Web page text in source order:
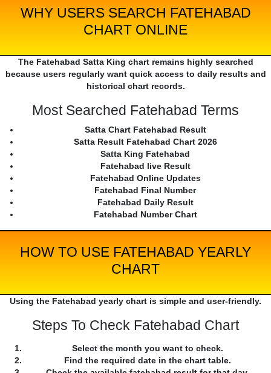
WHY USERS SEARCH FATEHABAD
CHART ONLINE
The Fatehabad Satta King chart remains highly searched
because users regularly want quick access to daily results and
historical chart records.
Most Searched Fatehabad Terms
Satta Chart Fatehabad Result
Satta Result Fatehabad Chart 2026
Satta King Fatehabad
Fatehabad live Result
Fatehabad Online Updates
Fatehabad Final Number
Fatehabad Daily Result
Fatehabad Number Chart
HOW TO USE FATEHABAD YEARLY
CHART
Using the Fatehabad yearly chart is simple and user-friendly.
Steps To Check Fatehabad Chart
Select the month you want to check.
Find the required date in the chart table.